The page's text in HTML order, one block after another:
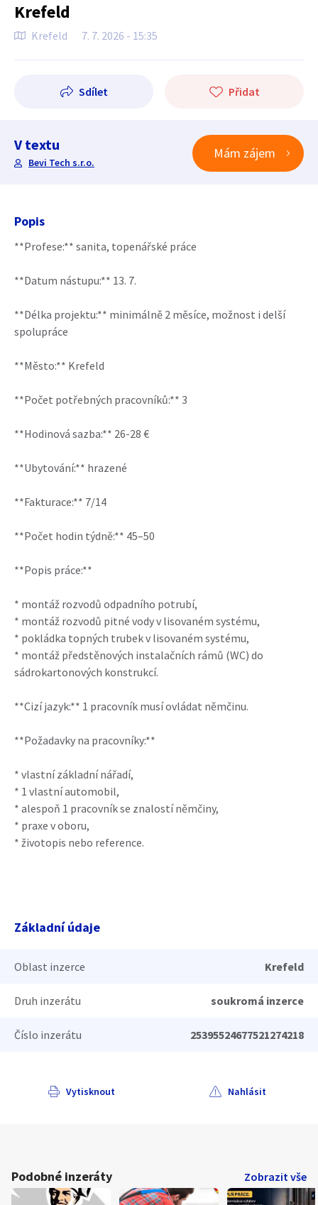
Krefeld
Krefeld 7. 7. 2026 - 15:35
Sdílet Přidat
V textu
Bevi Tech s.r.o.
Mám zájem
Popis
**Profese:** sanita, topenářské práce
**Datum nástupu:** 13. 7.
**Délka projektu:** minimálně 2 měsíce, možnost i delší
spolupráce
**Město:** Krefeld
**Počet potřebných pracovníků:** 3
**Hodinová sazba:** 26-28 €
**Ubytování:** hrazené
**Fakturace:** 7/14
**Počet hodin týdně:** 45–50
**Popis práce:**
* montáž rozvodů odpadního potrubí,
* montáž rozvodů pitné vody v lisovaném systému,
* pokládka topných trubek v lisovaném systému,
* montáž předstěnových instalačních rámů (WC) do
sádrokartonových konstrukcí.
**Cizí jazyk:** 1 pracovník musí ovládat němčinu.
**Požadavky na pracovníky:**
* vlastní základní nářadí,
* 1 vlastní automobil,
* alespoň 1 pracovník se znalostí němčiny,
* praxe v oboru,
* životopis nebo reference.
Základní údaje
Oblast inzerce Krefeld
Druh inzerátu soukromá inzerce
Číslo inzerátu 25395524677521274218
Vytisknout Nahlásit
Podobné inzeráty Zobrazit vše